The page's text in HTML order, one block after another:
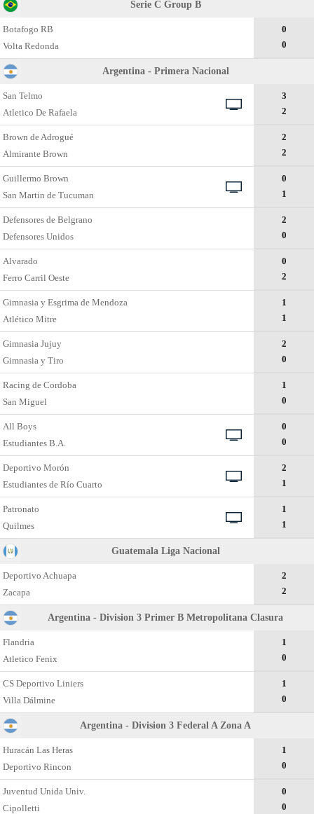
Serie C Group B
Botafogo RB
Volta Redonda
0
0
Argentina - Primera Nacional
San Telmo
Atletico De Rafaela
3
2
Brown de Adrogué
Almirante Brown
2
2
Guillermo Brown
San Martin de Tucuman
0
1
Defensores de Belgrano
Defensores Unidos
2
0
Alvarado
Ferro Carril Oeste
0
2
Gimnasia y Esgrima de Mendoza
Atlético Mitre
1
1
Gimnasia Jujuy
Gimnasia y Tiro
2
0
Racing de Cordoba
San Miguel
1
0
All Boys
Estudiantes B.A.
0
0
Deportivo Morón
Estudiantes de Río Cuarto
2
1
Patronato
Quilmes
1
1
Guatemala Liga Nacional
Deportivo Achuapa
Zacapa
2
2
Argentina - Division 3 Primer B Metropolitana Clasura
Flandria
Atletico Fenix
1
0
CS Deportivo Liniers
Villa Dálmine
1
0
Argentina - Division 3 Federal A Zona A
Huracán Las Heras
Deportivo Rincon
1
0
Juventud Unida Univ.
Cipolletti
0
0